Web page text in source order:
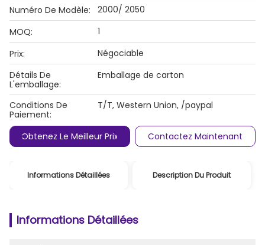
Numéro De Modèle:
2000/ 2050
MOQ:
1
Prix:
Négociable
Détails De
L'emballage:
Emballage de carton
Conditions De
Paiement:
T/T, Western Union, /paypal
Obtenez Le Meilleur Prix Contactez Maintenant
Informations Détaillées Description Du Produit
Informations Détaillées